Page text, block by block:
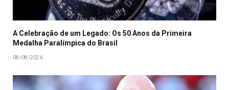
A Celebração de um Legado: Os 50 Anos da Primeira
Medalha Paralímpica do Brasil
08/08/2026